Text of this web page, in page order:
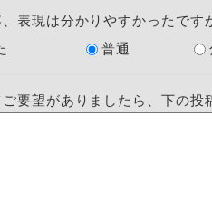
表現は分かりやすかったです
普通
要望がありましたら、下の投